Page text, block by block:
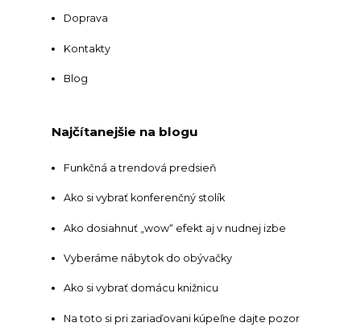
Doprava
Kontakty
Blog
Najčítanejšie na blogu
Funkčná a trendová predsieň
Ako si vybrať konferenčný stolík
Ako dosiahnuť „wow“ efekt aj v nudnej izbe
Vyberáme nábytok do obývačky
Ako si vybrať domácu knižnicu
Na toto si pri zariaďovani kúpeľne dajte pozor